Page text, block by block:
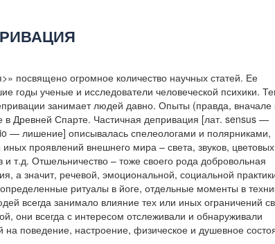
посвящено огромное количество научных статей. Ее
годы ученые и исследователи человеческой психики.
занимает людей давно. Опыты (правда, вначале
Древней Спарте. Частичная депривация [лат. sensus —
— лишение] описывалась спелеологами и полярниками,
проявлений внешнего мира – света, звуков, цветовых
т.д. Отшельничество – тоже своего рода добровольная
а значит, речевой, эмоциональной, социальной
ритуалы в йоге, отдельные моменты в
всегда занимало влияние тех или иных ограничений
они всегда с интересом отслеживали и обнаруживали
на поведение, настроение, физическое и душевное